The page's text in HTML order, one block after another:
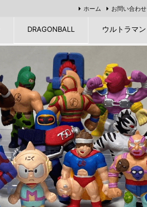
DRAGONBALL ウルトラマン
ホーム お問い合わせ